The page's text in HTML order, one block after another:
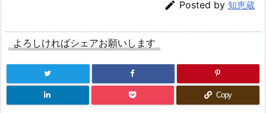
 Posted by 知恵蔵
よろしければシェアお願いします
Copy